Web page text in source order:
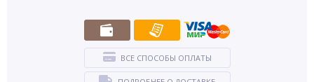
ВСЕ СПОСОБЫ ОПЛАТЫ